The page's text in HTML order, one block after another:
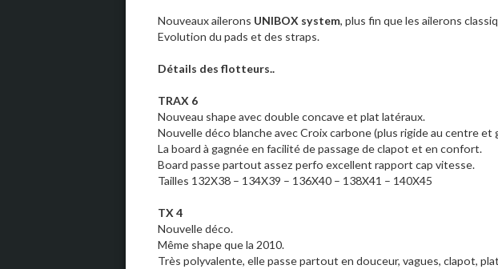
Nouveaux ailerons UNIBOX system, plus fin que les ailerons
Evolution du pads et des straps.
Détails des flotteurs..
TRAX 6
Nouveau shape avec double concave et plat latéraux.
Nouvelle déco blanche avec Croix carbone (plus rigide au centre et
La board à gagnée en facilité de passage de clapot et en confort.
Board passe partout assez perfo excellent rapport cap vitesse.
Tailles 132X38 – 134X39 – 136X40 – 138X41 – 140X45
TX 4
Nouvelle déco.
Même shape que la 2010.
Très polyvalente, elle passe partout en douceur, vagues, clapot,